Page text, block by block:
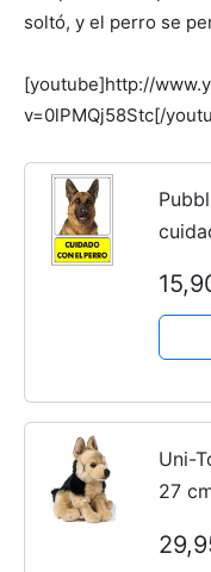
soltó, y el perro se
[youtube]http://
v=0lPMQj58Stc[/
Uni-
27